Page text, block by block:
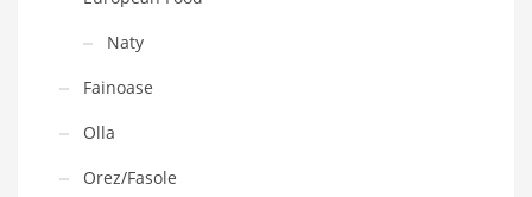
Naty
Fainoase
Olla
Orez/Fasole